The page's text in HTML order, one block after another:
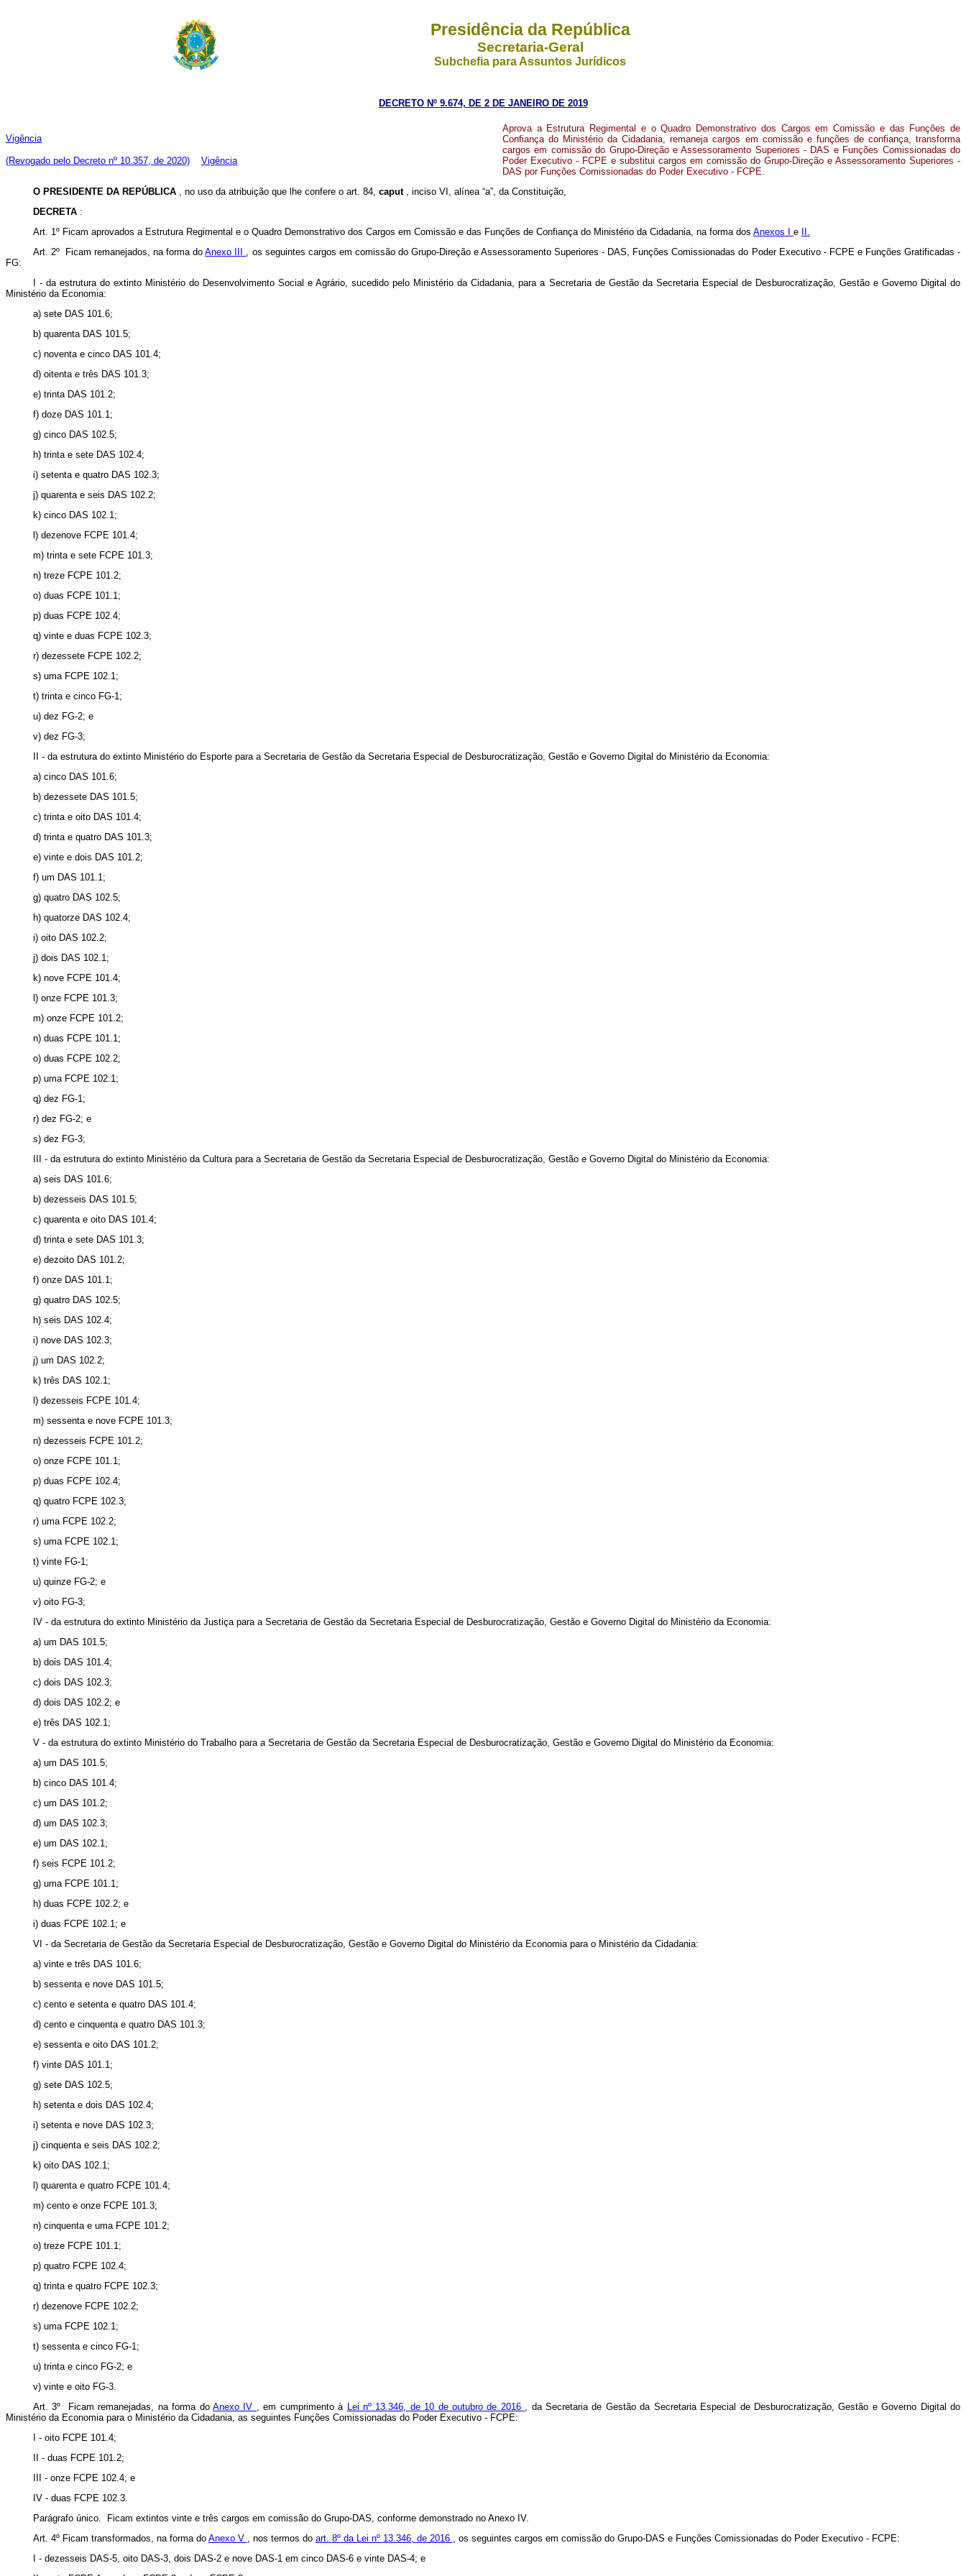
Presidência da República
Secretaria-Geral
Subchefia para Assuntos Jurídicos
DECRETO Nº 9.674, DE 2 DE JANEIRO DE 2019
Vigência
(Revogado pelo Decreto nº 10.357, de 2020) Vigência
Aprova a Estrutura Regimental e o Quadro Demonstrativo dos Cargos em Comissão e das Funções de
Confiança do Ministério da Cidadania, remaneja cargos em comissão e funções de confiança, transforma
cargos em comissão do Grupo-Direção e Assessoramento Superiores - DAS e Funções Comissionadas do
Poder Executivo - FCPE e substitui cargos em comissão do Grupo-Direção e Assessoramento Superiores -
DAS por Funções Comissionadas do Poder Executivo - FCPE.
O PRESIDENTE DA REPÚBLICA , no uso da atribuição que lhe confere o art. 84, caput , inciso VI, alínea “a”, da Constituição,
DECRETA :
Art. 1º Ficam aprovados a Estrutura Regimental e o Quadro Demonstrativo dos Cargos em Comissão e das Funções de Confiança do Ministério da Cidadania, na forma dos Anexos I e
II.
Art. 2º Ficam remanejados, na forma doAnexo III , os seguintes cargos em comissão do Grupo-Direção e Assessoramento Superiores - DAS, Funções Comissionadas do Poder Executivo - FCPE e Funções Gratificadas -
FG:
I - da estrutura do extinto Ministério do Desenvolvimento Social e Agrário, sucedido pelo Ministério da Cidadania, para a Secretaria de Gestão da Secretaria Especial de Desburocratização, Gestão e Governo Digital do
Ministério da Economia:
a) sete DAS 101.6;
b) quarenta DAS 101.5;
c) noventa e cinco DAS 101.4;
d) oitenta e três DAS 101.3;
e) trinta DAS 101.2;
f) doze DAS 101.1;
g) cinco DAS 102.5;
h) trinta e sete DAS 102.4;
i) setenta e quatro DAS 102.3;
j) quarenta e seis DAS 102.2;
k) cinco DAS 102.1;
l) dezenove FCPE 101.4;
m) trinta e sete FCPE 101.3;
n) treze FCPE 101.2;
o) duas FCPE 101.1;
p) duas FCPE 102.4;
q) vinte e duas FCPE 102.3;
r) dezessete FCPE 102.2;
s) uma FCPE 102.1;
t) trinta e cinco FG-1;
u) dez FG-2; e
v) dez FG-3;
II - da estrutura do extinto Ministério do Esporte para a Secretaria de Gestão da Secretaria Especial de Desburocratização, Gestão e Governo Digital do Ministério da Economia:
a) cinco DAS 101.6;
b) dezessete DAS 101.5;
c) trinta e oito DAS 101.4;
d) trinta e quatro DAS 101.3;
e) vinte e dois DAS 101.2;
f) um DAS 101.1;
g) quatro DAS 102.5;
h) quatorze DAS 102.4;
i) oito DAS 102.2;
j) dois DAS 102.1;
k) nove FCPE 101.4;
l) onze FCPE 101.3;
m) onze FCPE 101.2;
n) duas FCPE 101.1;
o) duas FCPE 102.2;
p) uma FCPE 102.1;
q) dez FG-1;
r) dez FG-2; e
s) dez FG-3;
III - da estrutura do extinto Ministério da Cultura para a Secretaria de Gestão da Secretaria Especial de Desburocratização, Gestão e Governo Digital do Ministério da Economia:
a) seis DAS 101.6;
b) dezesseis DAS 101.5;
c) quarenta e oito DAS 101.4;
d) trinta e sete DAS 101.3;
e) dezoito DAS 101.2;
f) onze DAS 101.1;
g) quatro DAS 102.5;
h) seis DAS 102.4;
i) nove DAS 102.3;
j) um DAS 102.2;
k) três DAS 102.1;
l) dezesseis FCPE 101.4;
m) sessenta e nove FCPE 101.3;
n) dezesseis FCPE 101.2;
o) onze FCPE 101.1;
p) duas FCPE 102.4;
q) quatro FCPE 102.3;
r) uma FCPE 102.2;
s) uma FCPE 102.1;
t) vinte FG-1;
u) quinze FG-2; e
v) oito FG-3;
IV - da estrutura do extinto Ministério da Justiça para a Secretaria de Gestão da Secretaria Especial de Desburocratização, Gestão e Governo Digital do Ministério da Economia:
a) um DAS 101.5;
b) dois DAS 101.4;
c) dois DAS 102.3;
d) dois DAS 102.2; e
e) três DAS 102.1;
V - da estrutura do extinto Ministério do Trabalho para a Secretaria de Gestão da Secretaria Especial de Desburocratização, Gestão e Governo Digital do Ministério da Economia:
a) um DAS 101.5;
b) cinco DAS 101.4;
c) um DAS 101.2;
d) um DAS 102.3;
e) um DAS 102.1;
f) seis FCPE 101.2;
g) uma FCPE 101.1;
h) duas FCPE 102.2; e
i) duas FCPE 102.1; e
VI - da Secretaria de Gestão da Secretaria Especial de Desburocratização, Gestão e Governo Digital do Ministério da Economia para o Ministério da Cidadania:
a) vinte e três DAS 101.6;
b) sessenta e nove DAS 101.5;
c) cento e setenta e quatro DAS 101.4;
d) cento e cinquenta e quatro DAS 101.3;
e) sessenta e oito DAS 101.2;
f) vinte DAS 101.1;
g) sete DAS 102.5;
h) setenta e dois DAS 102.4;
i) setenta e nove DAS 102.3;
j) cinquenta e seis DAS 102.2;
k) oito DAS 102.1;
l) quarenta e quatro FCPE 101.4;
m) cento e onze FCPE 101.3;
n) cinquenta e uma FCPE 101.2;
o) treze FCPE 101.1;
p) quatro FCPE 102.4;
q) trinta e quatro FCPE 102.3;
r) dezenove FCPE 102.2;
s) uma FCPE 102.1;
t) sessenta e cinco FG-1;
u) trinta e cinco FG-2; e
v) vinte e oito FG-3.
Art. 3º Ficam remanejadas, na forma doAnexo IV , em cumprimento à Lei nº 13.346, de 10 de outubro de 2016 , da Secretaria de Gestão da Secretaria Especial de Desburocratização, Gestão e Governo Digital do
Ministério da Economia para o Ministério da Cidadania, as seguintes Funções Comissionadas do Poder Executivo - FCPE:
I - oito FCPE 101.4;
II - duas FCPE 101.2;
III - onze FCPE 102.4; e
IV - duas FCPE 102.3.
Parágrafo único. Ficam extintos vinte e três cargos em comissão do Grupo-DAS, conforme demonstrado no Anexo IV.
Art. 4º Ficam transformados, na forma do Anexo V , nos termos do art. 8º da Lei nº 13.346, de 2016 , os seguintes cargos em comissão do Grupo-DAS e Funções Comissionadas do Poder Executivo - FCPE:
I - dezesseis DAS-5, oito DAS-3, dois DAS-2 e nove DAS-1 em cinco DAS-6 e vinte DAS-4; e